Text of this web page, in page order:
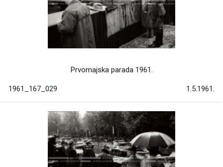
Prvomajska parada 1961.
1961_167_029 1.5.1961.